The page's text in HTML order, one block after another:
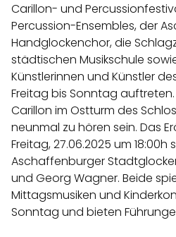
Carillon- und
Percussion-Ensembles, der
Handglockenchor, die
städtischen Musikschule
Künstlerinnen und Künstler
Freitag bis Sonntag
Carillon im Ostturm des
neunmal zu hören sein. Das
Freitag, 27.06.2025 um
Aschaffenburger
und Georg Wagner. Beide
Mittagsmusiken und
Sonntag und bieten